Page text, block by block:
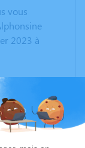
vous
2023 à
laisser
une
des
lieu
de Colette